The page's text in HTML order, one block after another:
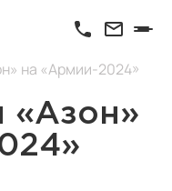
на «Армии-2024»
«Азон»